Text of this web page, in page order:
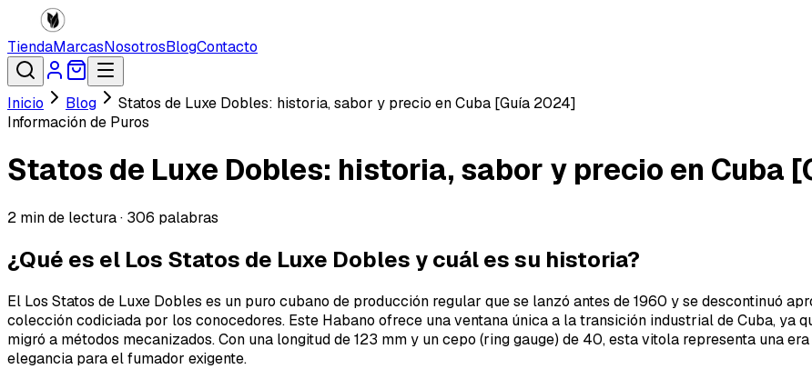
TiendaMarcasNosotrosBlogContacto
Inicio Blog
Statos de Luxe Dobles: historia, sabor y precio en Cuba [Guía 2024]
Información de Puros
Statos de Luxe Dobles: historia, sabor y precio en Cuba
2 min de lectura · 306 palabras
¿Qué es el Los Statos de Luxe Dobles y cuál es su historia?
El Los Statos de Luxe Dobles es un puro cubano de producción regular que se lanzó antes de 1960 y se descontinuó
colección codiciada por los conocedores. Este Habano ofrece una ventana única a la transición industrial de Cuba, ya
migró a métodos mecanizados. Con una longitud de 123 mm y un cepo (ring gauge) de 40, esta vitola representa una
elegancia para el fumador exigente.